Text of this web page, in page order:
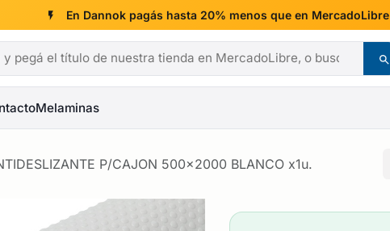
En Dannok pagás hasta 20% menos que en MercadoLibre
Melaminas
P/CAJON 500x2000 BLANCO x1u.